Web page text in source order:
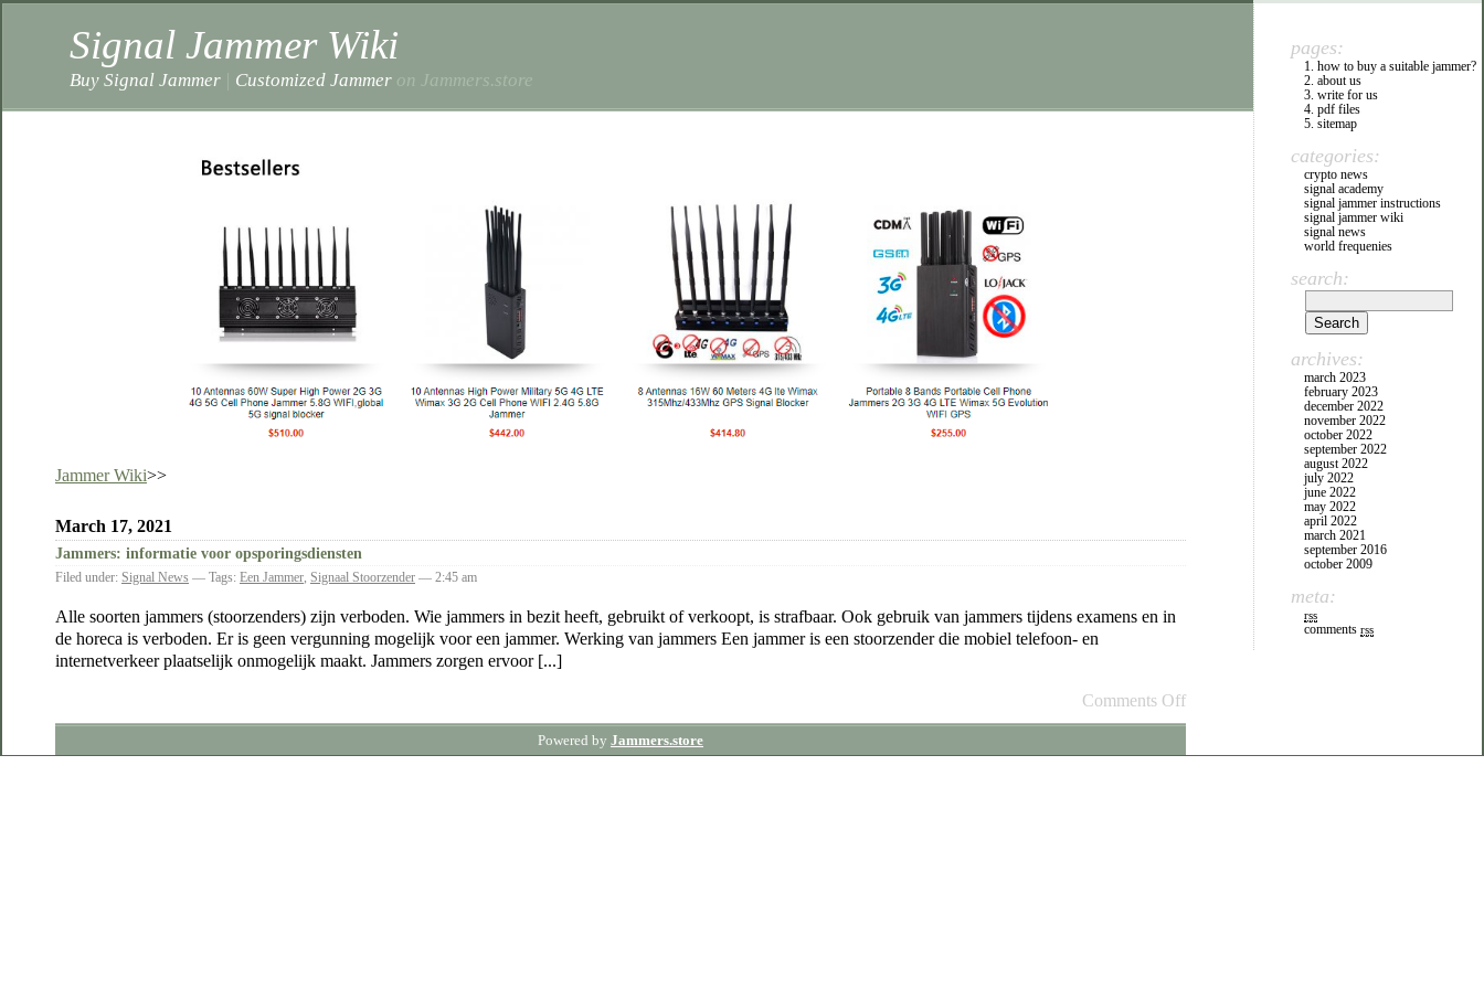
Signal Jammer Wiki
Buy Signal Jammer Customized Jammer on Jammers.store
Jammer Wiki>>
March 17, 2021
Jammers: informatie voor opsporingsdiensten
Filed under: Signal News — Tags: Een Jammer Signaal Stoorzender — 2:45 am
Alle soorten jammers (stoorzenders) zijn verboden. Wie jammers in bezit heeft, gebruikt of verkoopt, is strafbaar. Ook gebruik van jammers tijdens examens en in
de horeca is verboden. Er is geen vergunning mogelijk voor een jammer. Werking van jammers Een jammer is een stoorzender die mobiel telefoon- en
internetverkeer plaatselijk onmogelijk maakt. Jammers zorgen ervoor [...]
Comments Off
pages:
1. how to buy a suitable jammer?
2. about us
3. write for us
4. pdf files
5. sitemap
categories:
crypto news
signal academy
signal jammer instructions
signal jammer wiki
signal news
world frequenies
search:
archives:
march 2023
february 2023
december 2022
november 2022
october 2022
september 2022
august 2022
july 2022
june 2022
may 2022
april 2022
march 2021
september 2016
october 2009
meta:
rss
comments rss
Powered by Jammers.store